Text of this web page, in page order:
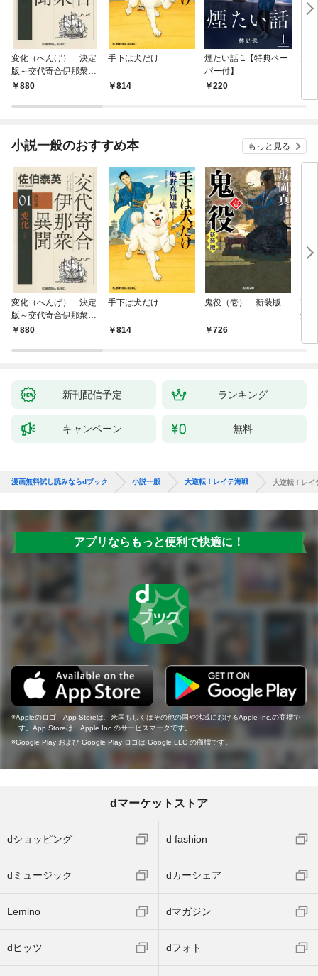
変化（へんげ） 決定
版～交代寄合伊那衆異
聞（1）～
880
手下は犬だけ
814
煙たい話 1【特典ペー
パー付】
220
小説一般のおすすめ本 もっと見る
変化（へんげ） 決定
版～交代寄合伊那衆異
聞（1）～
880
手下は犬だけ
814
鬼役（壱） 新装版
726
南
舟
新刊配信予定 ランキング
キャンペーン 無料
漫画無料試し読みならdブック 小説一般 大逆転！レイテ海戦 大逆転！レイ
アプリならもっと便利で快適に！
Appleのロゴ、App Storeは、米国もしくはその他の国や地域におけるApple Inc.の商標で
す。App Storeは、Apple Inc.のサービスマークです。
Google Play および Google Play ロゴは Google LLC の商標です。
dマーケットストア
dショッピング d fashion
dミュージック dカーシェア
Lemino dマガジン
dヒッツ dフォト